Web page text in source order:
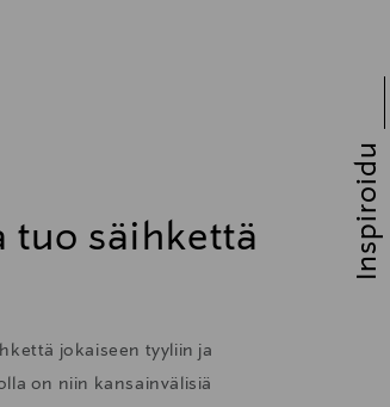
tuo säihkettä
jokaiseen tyyliin ja
on niin kansainvälisiä
Inspiroidu